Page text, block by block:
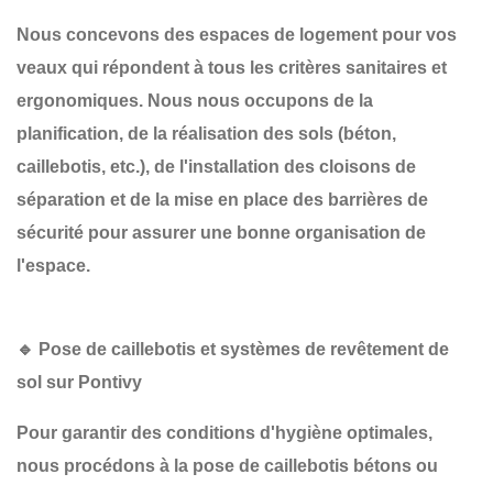
Nous concevons des espaces de logement pour vos
veaux qui répondent à tous les critères sanitaires et
ergonomiques. Nous nous occupons de la
planification, de la réalisation des sols (béton,
caillebotis, etc.), de l'installation des cloisons de
séparation et de la mise en place des barrières de
sécurité pour assurer une bonne organisation de
l'espace.
🔹 Pose de caillebotis et systèmes de revêtement de
sol sur Pontivy
Pour garantir des conditions d'hygiène optimales,
nous procédons à la pose de caillebotis bétons ou